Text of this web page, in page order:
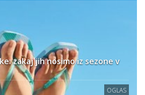
zakaj jih nosimo iz sezone v
OGLAS